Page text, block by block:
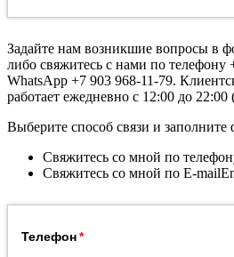
Задайте нам возникшие вопросы в
либо свяжитесь с нами по телефону
WhatsApp +7 903 968-11-79.
работает ежедневно с 12:00 до 22:00
Выберите способ связи и
Свяжитесь со мной по
Свяжитесь со мной по E-mail
Телефон